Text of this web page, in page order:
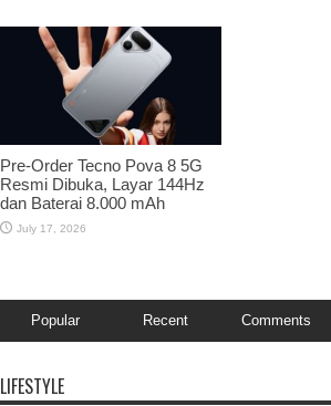
Pre-Order Tecno Pova 8 5G
Resmi Dibuka, Layar 144Hz
dan Baterai 8.000 mAh
July 17, 2026
Popular Recent Comments
LIFESTYLE